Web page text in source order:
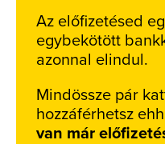
Az előfizetésed
egybekötött
azonnal elindul.
Mindössze pár
hozzáférhetsz
van már